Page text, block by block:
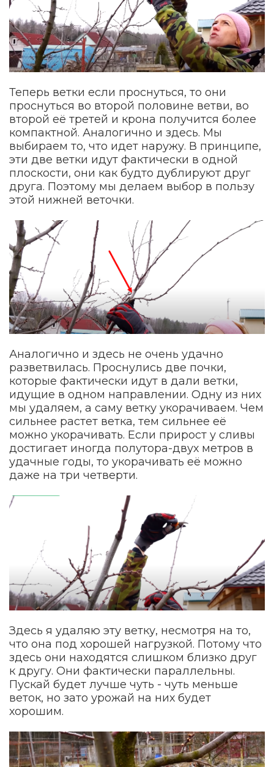
Теперь ветки если проснуться, то они
проснуться во второй половине ветви, во
второй её третей и крона получится более
компактной. Аналогично и здесь. Мы
выбираем то, что идет наружу. В принципе,
эти две ветки идут фактически в одной
плоскости, они как будто дублируют друг
друга. Поэтому мы делаем выбор в пользу
этой нижней веточки.
Аналогично и здесь не очень удачно
разветвилась. Проснулись две почки,
которые фактически идут в дали ветки,
идущие в одном направлении. Одну из них
мы удаляем, а саму ветку укорачиваем. Чем
сильнее растет ветка, тем сильнее её
можно укорачивать. Если прирост у сливы
достигает иногда полутора-двух метров в
удачные годы, то укорачивать её можно
даже на три четверти.
Здесь я удаляю эту ветку, несмотря на то,
что она под хорошей нагрузкой. Потому что
здесь они находятся слишком близко друг
к другу. Они фактически параллельны.
Пускай будет лучше чуть - чуть меньше
веток, но зато урожай на них будет
хорошим.